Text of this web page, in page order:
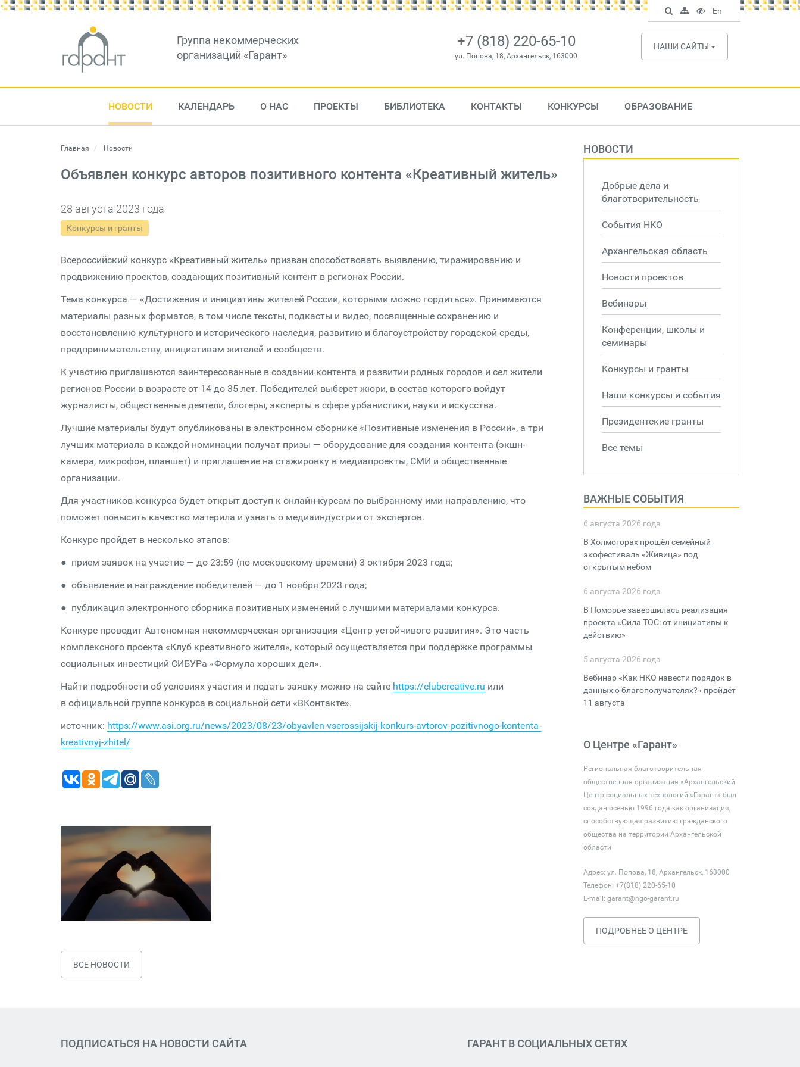
Группа некоммерческих
организаций «Гарант»
+7 (818) 220-65-10
ул. Попова, 18, Архангельск, 163000
НАШИ САЙТЫ
НОВОСТИ КАЛЕНДАРЬ О НАС ПРОЕКТЫ БИБЛИОТЕКА КОНТАКТЫ КОНКУРСЫ ОБРАЗОВАНИЕ
Главная Новости
Объявлен конкурс авторов позитивного контента «Креативный житель»
28 августа 2023 года
Конкурсы и гранты
Всероссийский конкурс «Креативный житель» призван способствовать выявлению, тиражированию и
продвижению проектов, создающих позитивный контент в регионах России.
Тема конкурса — «Достижения и инициативы жителей России, которыми можно гордиться». Принимаются
материалы разных форматов, в том числе тексты, подкасты и видео, посвященные сохранению и
восстановлению культурного и исторического наследия, развитию и благоустройству городской среды,
предпринимательству, инициативам жителей и сообществ.
К участию приглашаются заинтересованные в создании контента и развитии родных городов и сел жители
регионов России в возрасте от 14 до 35 лет. Победителей выберет жюри, в состав которого войдут
журналисты, общественные деятели, блогеры, эксперты в сфере урбанистики, науки и искусства.
Лучшие материалы будут опубликованы в электронном сборнике «Позитивные изменения в России», а три
лучших материала в каждой номинации получат призы — оборудование для создания контента (экшн-
камера, микрофон, планшет) и приглашение на стажировку в медиапроекты, СМИ и общественные
организации.
Для участников конкурса будет открыт доступ к онлайн-курсам по выбранному ими направлению, что
поможет повысить качество материла и узнать о медиаиндустрии от экспертов.
Конкурс пройдет в несколько этапов:
● прием заявок на участие — до 23:59 (по московскому времени) 3 октября 2023 года;
● объявление и награждение победителей — до 1 ноября 2023 года;
● публикация электронного сборника позитивных изменений с лучшими материалами конкурса.
Конкурс проводит Автономная некоммерческая организация «Центр устойчивого развития». Это часть
комплексного проекта «Клуб креативного жителя», который осуществляется при поддержке программы
социальных инвестиций СИБУРа «Формула хороших дел».
Найти подробности об условиях участия и подать заявку можно на сайте https://clubcreative.ru или
в официальной группе конкурса в социальной сети «ВКонтакте».
источник: https://www.asi.org.ru/news/2023/08/23/obyavlen-vserossijskij-konkurs-avtorov-pozitivnogo-kontenta-
kreativnyj-zhitel/
ВСЕ НОВОСТИ
НОВОСТИ
Добрые дела и
благотворительность
События НКО
Архангельская область
Новости проектов
Вебинары
Конференции, школы и
семинары
Конкурсы и гранты
Наши конкурсы и события
Президентские гранты
Все темы
ВАЖНЫЕ СОБЫТИЯ
6 августа 2026 года
В Холмогорах прошёл семейный
экофестиваль «Живица» под
открытым небом
6 августа 2026 года
В Поморье завершилась реализация
проекта «Сила ТОС: от инициативы к
действию»
5 августа 2026 года
Вебинар «Как НКО навести порядок в
данных о благополучателях?» пройдёт
11 августа
О Центре «Гарант»
Региональная благотворительная
общественная организация «Архангельский
Центр социальных технологий «Гарант» был
создан осенью 1996 года как организация,
способствующая развитию гражданского
общества на территории Архангельской
области
Адрес: ул. Попова, 18, Архангельск, 163000
Телефон: +7(818) 220-65-10
E-mail: garant@ngo-garant.ru
ПОДРОБНЕЕ О ЦЕНТРЕ
ПОДПИСАТЬСЯ НА НОВОСТИ САЙТА ГАРАНТ В СОЦИАЛЬНЫХ СЕТЯХ
Поиск
по
сайту
Карта
сайта
Версия
для
слабовидящих
En
English